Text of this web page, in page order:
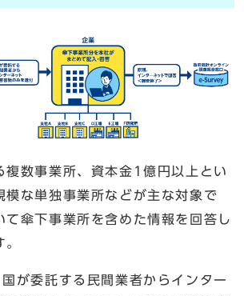
複数事業所、資本金1億円以上とい
模な単独事業所などが主な対象で
て傘下事業所を含めた情報を回答し
が委託する民間業者からインター